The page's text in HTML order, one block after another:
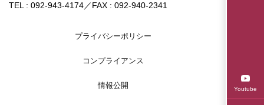
Youtube
TEL : 092-943-4174／FAX : 092-940-2341
プライバシーポリシー
コンプライアンス
情報公開